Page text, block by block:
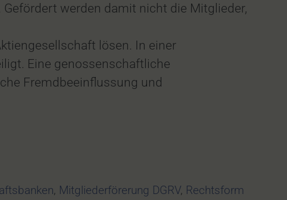
werden damit nicht die Mitglieder,
lösen. In einer
Eine genossenschaftliche
Fremdbeeinflussung und
, Mitgliederförerung DGRV, Rechtsform